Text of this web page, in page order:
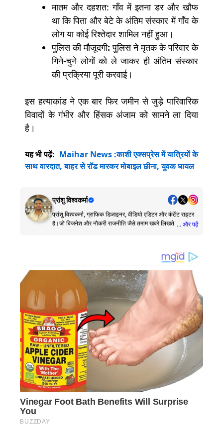
मातम और दहशत: गाँव में इतना डर और खौफ
था कि पिता और बेटे के अंतिम संस्कार में गाँव के
लोग या कोई रिश्तेदार शामिल नहीं हुआ।
पुलिस की मौजूदगी: पुलिस ने मृतक के परिवार के
गिने-चुने लोगों को ले जाकर ही अंतिम संस्कार
की प्रक्रिया पूरी करवाई।
इस हत्याकांड ने एक बार फिर जमीन से जुड़े पारिवारिक
विवादों के गंभीर और हिंसक अंजाम को सामने ला दिया
है।
यह भी पढ़ें: Maihar News :काशी एक्सप्रेस में यात्रियों के
साथ वारदात, बाहर से रॉड मारकर मोबाइल छीना, युवक घायल
प्रांशु विश्वकर्मा
प्रांशु विश्वकर्मा, ग्राफिक डिजाइनर, वीडियो एडिटर और कंटेंट राइटर
है।जो बिजनेश और नौकरी राजनीति जैसे तमाम खबरे लिखते है।... और पढ़ें